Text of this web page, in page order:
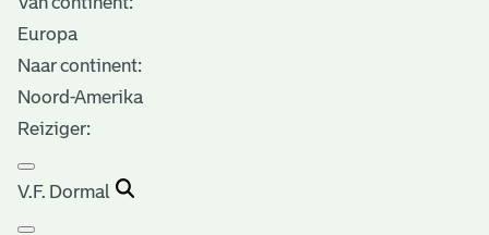
Europa
Naar continent:
Noord-Amerika
Reiziger:
V.F. Dormal